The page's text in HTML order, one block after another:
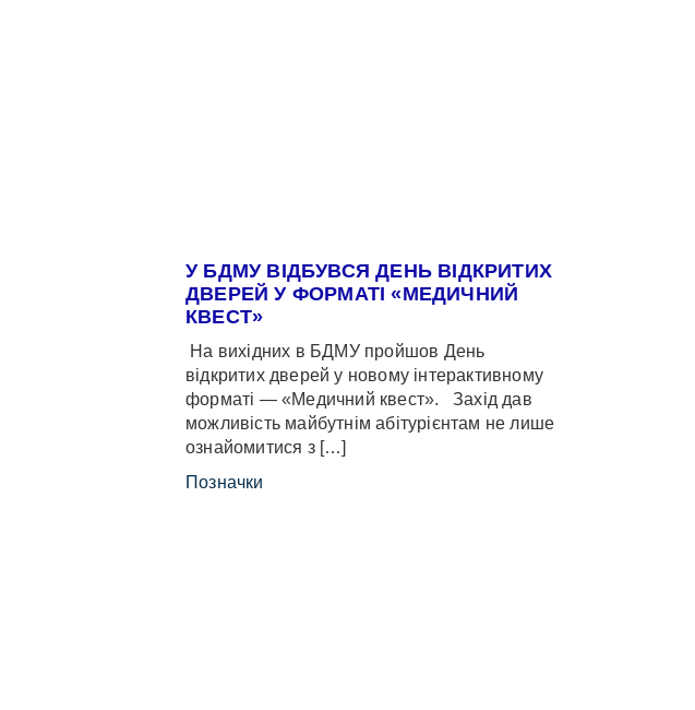
У БДМУ ВІДБУВСЯ ДЕНЬ ВІДКРИТИХ
ДВЕРЕЙ У ФОРМАТІ «МЕДИЧНИЙ
КВЕСТ»
На вихідних в БДМУ пройшов День
відкритих дверей у новому інтерактивному
форматі — «Медичний квест». Захід дав
можливість майбутнім абітурієнтам не лише
ознайомитися з […]
Позначки